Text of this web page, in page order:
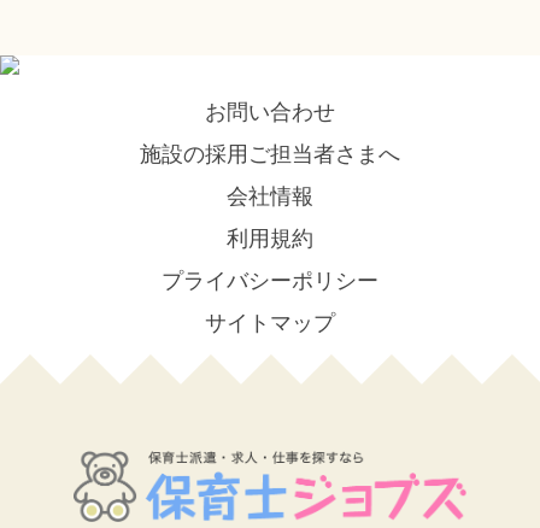
お問い合わせ
施設の採用ご担当者さまへ
会社情報
利用規約
プライバシーポリシー
サイトマップ